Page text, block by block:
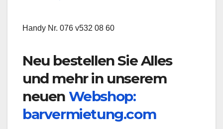
Handy Nr. 076 v532 08 60
Neu bestellen Sie Alles
und mehr in unserem
neuen Webshop:
barvermietung.com